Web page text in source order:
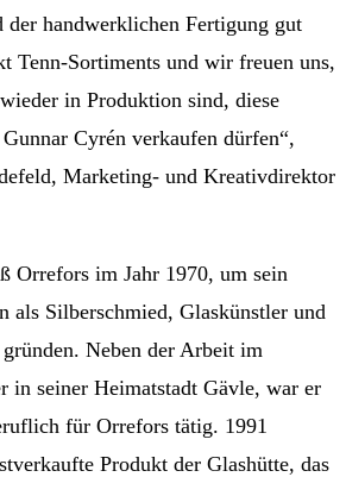
der handwerklichen Fertigung gut
Tenn-Sortiments und wir freuen uns,
in Produktion sind, diese
Cyrén verkaufen dürfen“,
Marketing- und Kreativdirektor
Orrefors im Jahr 1970, um sein
als Silberschmied, Glaskünstler und
Neben der Arbeit im
in seiner Heimatstadt Gävle, war er
für Orrefors tätig. 1991
Produkt der Glashütte, das